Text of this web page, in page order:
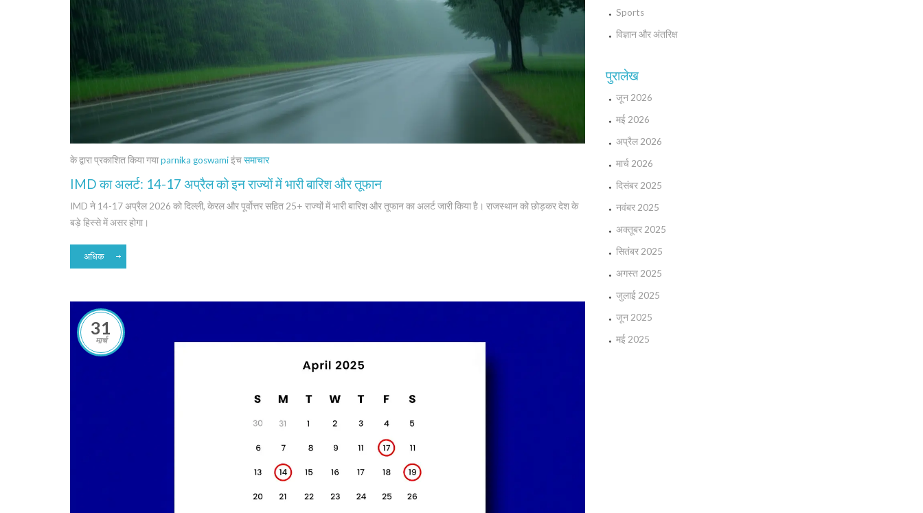
के द्वारा प्रकाशित किया गयाparnika goswamiइंचसमाचार
IMD का अलर्ट: 14-17 अप्रैल को इन राज्यों में भारी बारिश और तूफान
IMD ने 14-17 अप्रैल 2026 को दिल्ली, केरल और पूर्वोत्तर सहित 25+ राज्यों में भारी बारिश और तूफान का अलर्ट जारी किया है। राजस्थान को छोड़कर देश के
बड़े हिस्से में असर होगा।
अधिक
31
मार्च
Sports
विज्ञान और अंतरिक्ष
पुरालेख
जून 2026
मई 2026
अप्रैल 2026
मार्च 2026
दिसंबर 2025
नवंबर 2025
अक्तूबर 2025
सितंबर 2025
अगस्त 2025
जुलाई 2025
जून 2025
मई 2025